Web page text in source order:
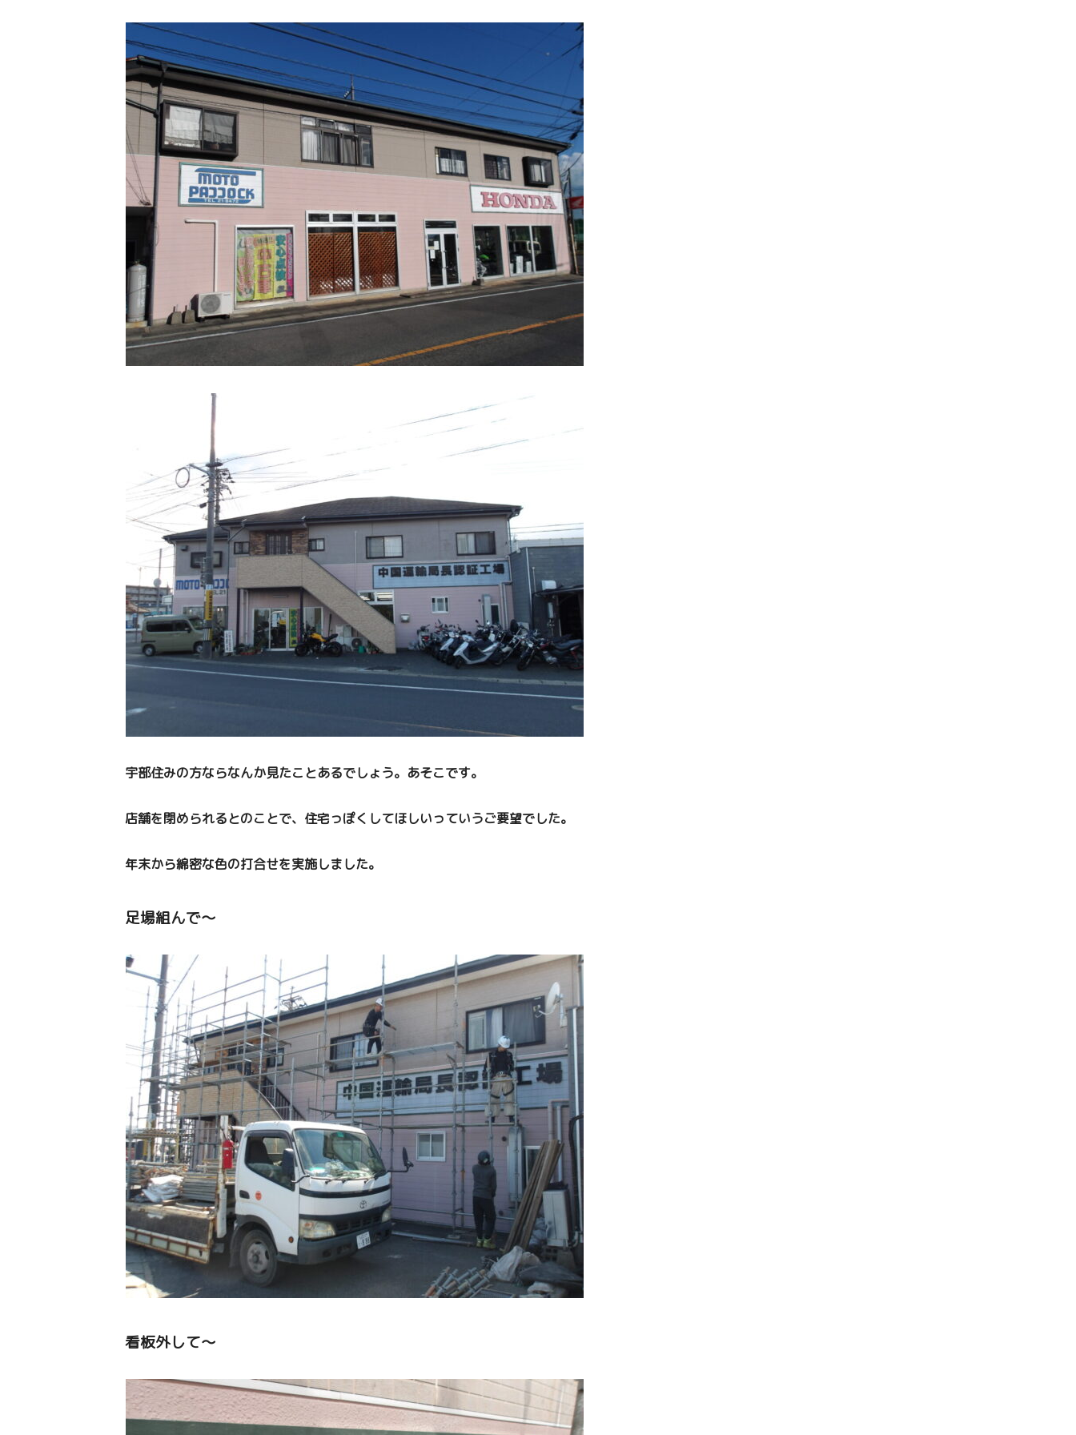
宇部住みの方ならなんか見たことあるでしょう。あそこです。
店舗を閉められるとのことで、住宅っぽくしてほしいっていうご要望でした。
年末から綿密な色の打合せを実施しました。
足場組んで～
看板外して～